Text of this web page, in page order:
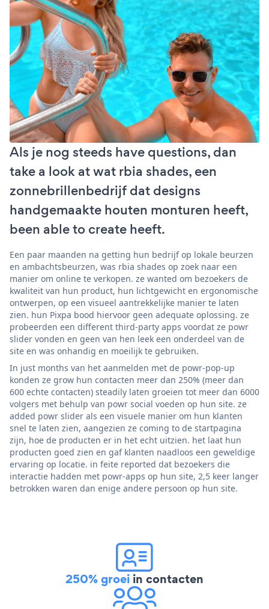
Als je nog steeds have questions, dan
take a look at wat rbia shades, een
zonnebrillenbedrijf dat designs
handgemaakte houten monturen heeft,
been able to create heeft.
Een paar maanden na getting hun bedrijf op lokale beurzen
en ambachtsbeurzen, was rbia shades op zoek naar een
manier om online te verkopen. ze wanted om bezoekers de
kwaliteit van hun product, hun lichtgewicht en ergonomische
ontwerpen, op een visueel aantrekkelijke manier te laten
zien. hun Pixpa bood hiervoor geen adequate oplossing. ze
probeerden een different third-party apps voordat ze powr
slider vonden en geen van hen leek een onderdeel van de
site en was onhandig en moeilijk te gebruiken.
In just months van het aanmelden met de powr-pop-up
konden ze grow hun contacten meer dan 250% (meer dan
600 echte contacten) steadily laten groeien tot meer dan 6000
volgers met behulp van powr social voeden op hun site. ze
added powr slider als een visuele manier om hun klanten
snel te laten zien, aangezien ze coming to de startpagina
zijn, hoe de producten er in het echt uitzien. het laat hun
producten goed zien en gaf klanten naadloos een geweldige
ervaring op locatie. in feite reported dat bezoekers die
interactie hadden met powr-apps op hun site, 2,5 keer langer
betrokken waren dan enige andere persoon op hun site.
250% groei in contacten